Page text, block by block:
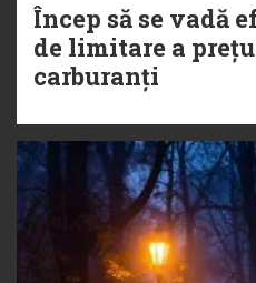
Încep să se vadă
de limitare a
carburanți